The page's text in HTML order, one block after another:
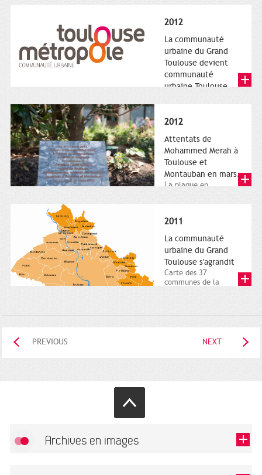
2012
La communauté
urbaine du Grand
Toulouse devient
communauté
urbaine Toulouse
Métropole,
représentant l'anneau
de Moëbius.
2012
Attentats de
Mohammed Merah à
Toulouse et
Montauban en mars.
La plaque en
Charles-de-Gaulle.
2011
La communauté
urbaine du Grand
Toulouse s'agrandit
Carte des 37
communes de la
PREVIOUS NEXT
Archives en images